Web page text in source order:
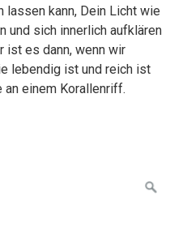
lassen kann, Dein Licht wie
und sich innerlich aufklären
ist es dann, wenn wir
lebendig ist und reich ist
an einem Korallenriff.